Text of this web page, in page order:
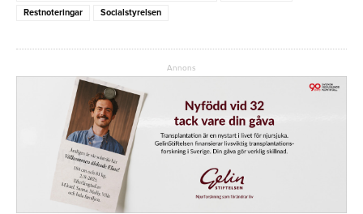
Restnoteringar
Socialstyrelsen
Annons